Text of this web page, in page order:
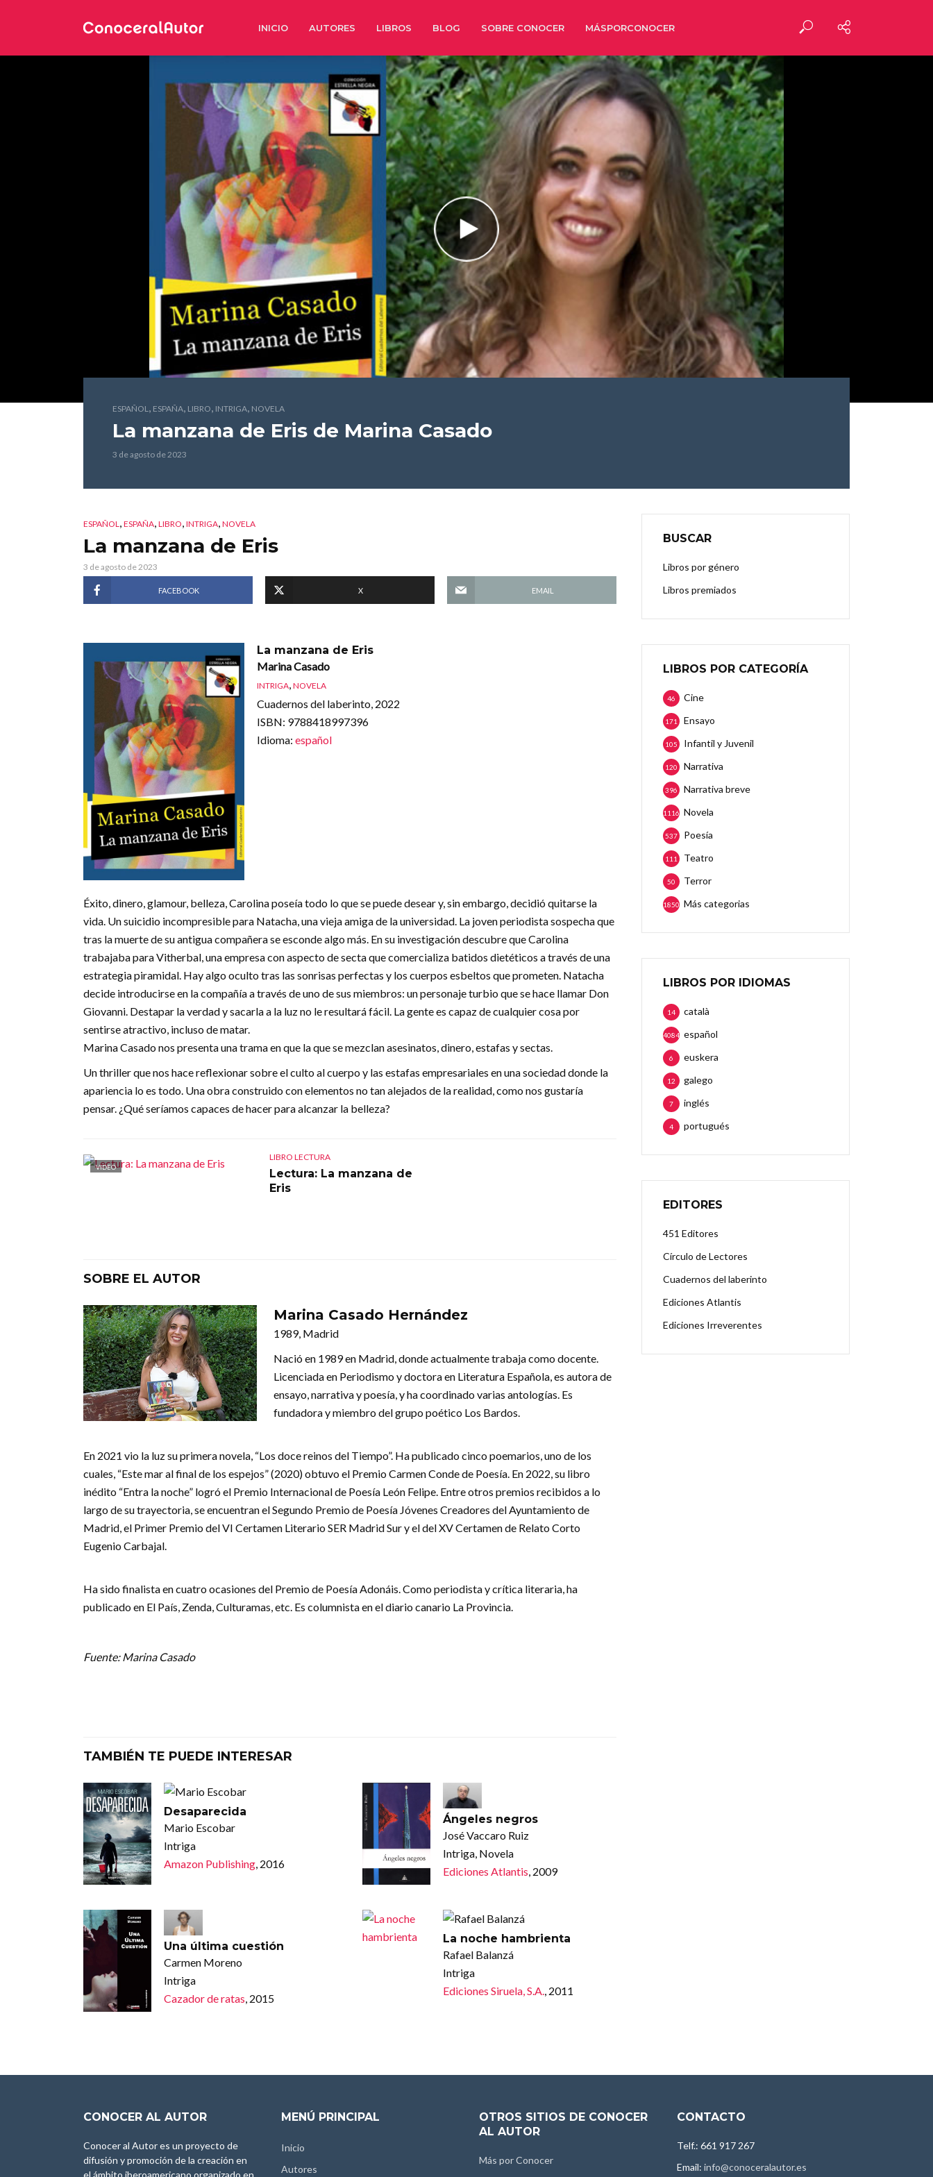
INICIO AUTORES LIBROS BLOG SOBRE CONOCER MÁSPORCONOCER
ESPAÑOL, ESPAÑA, LIBRO, INTRIGA, NOVELA
La manzana de Eris de Marina Casado
3 de agosto de 2023
ESPAÑOL, ESPAÑA, LIBRO, INTRIGA, NOVELA
La manzana de Eris
3 de agosto de 2023
FACEBOOK X EMAIL
La manzana de Eris
Marina Casado
INTRIGA, NOVELA
Cuadernos del laberinto, 2022
ISBN: 9788418997396
Idioma: español
Éxito, dinero, glamour, belleza, Carolina poseía todo lo que se puede desear y, sin embargo, decidió quitarse la
vida. Un suicidio incompresible para Natacha, una vieja amiga de la universidad. La joven periodista sospecha que
tras la muerte de su antigua compañera se esconde algo más. En su investigación descubre que Carolina
trabajaba para Vitherbal, una empresa con aspecto de secta que comercializa batidos dietéticos a través de una
estrategia piramidal. Hay algo oculto tras las sonrisas perfectas y los cuerpos esbeltos que prometen. Natacha
decide introducirse en la compañía a través de uno de sus miembros: un personaje turbio que se hace llamar Don
Giovanni. Destapar la verdad y sacarla a la luz no le resultará fácil. La gente es capaz de cualquier cosa por
sentirse atractivo, incluso de matar.
Marina Casado nos presenta una trama en que la que se mezclan asesinatos, dinero, estafas y sectas.
Un thriller que nos hace reflexionar sobre el culto al cuerpo y las estafas empresariales en una sociedad donde la
apariencia lo es todo. Una obra construido con elementos no tan alejados de la realidad, como nos gustaría
pensar. ¿Qué seríamos capaces de hacer para alcanzar la belleza?
VIDEO
LIBRO LECTURA
Lectura: La manzana de
Eris
SOBRE EL AUTOR
Marina Casado Hernández
1989, Madrid
Nació en 1989 en Madrid, donde actualmente trabaja como docente.
Licenciada en Periodismo y doctora en Literatura Española, es autora de
ensayo, narrativa y poesía, y ha coordinado varias antologías. Es
fundadora y miembro del grupo poético Los Bardos.
En 2021 vio la luz su primera novela, “Los doce reinos del Tiempo”. Ha publicado cinco poemarios, uno de los
cuales, “Este mar al final de los espejos” (2020) obtuvo el Premio Carmen Conde de Poesía. En 2022, su libro
inédito “Entra la noche” logró el Premio Internacional de Poesía León Felipe. Entre otros premios recibidos a lo
largo de su trayectoria, se encuentran el Segundo Premio de Poesía Jóvenes Creadores del Ayuntamiento de
Madrid, el Primer Premio del VI Certamen Literario SER Madrid Sur y el del XV Certamen de Relato Corto
Eugenio Carbajal.
Ha sido finalista en cuatro ocasiones del Premio de Poesía Adonáis. Como periodista y crítica literaria, ha
publicado en El País, Zenda, Culturamas, etc. Es columnista en el diario canario La Provincia.
Fuente: Marina Casado
TAMBIÉN TE PUEDE INTERESAR
Desaparecida
Mario Escobar
Intriga
Amazon Publishing, 2016
Ángeles negros
José Vaccaro Ruiz
Intriga, Novela
Ediciones Atlantis, 2009
Una última cuestión
Carmen Moreno
Intriga
Cazador de ratas, 2015
La noche hambrienta
Rafael Balanzá
Intriga
Ediciones Siruela, S.A., 2011
BUSCAR
Libros por género
Libros premiados
LIBROS POR CATEGORÍA
Cine
46
Ensayo
171
Infantil y Juvenil
105
Narrativa
120
Narrativa breve
396
Novela
1116
Poesía
537
Teatro
111
Terror
50
Más categorias
1850
LIBROS POR IDIOMAS
català
14
español
4084
euskera
6
galego
12
inglés
7
portugués
4
EDITORES
451 Editores
Círculo de Lectores
Cuadernos del laberinto
Ediciones Atlantis
Ediciones Irreverentes
CONOCER AL AUTOR
Conocer al Autor es un proyecto de
difusión y promoción de la creación en
el ámbito iberoamericano organizado en
MENÚ PRINCIPAL
Inicio
Autores
OTROS SITIOS DE CONOCER
AL AUTOR
Más por Conocer
CONTACTO
Telf.: 661 917 267
Email: info@conoceralautor.es